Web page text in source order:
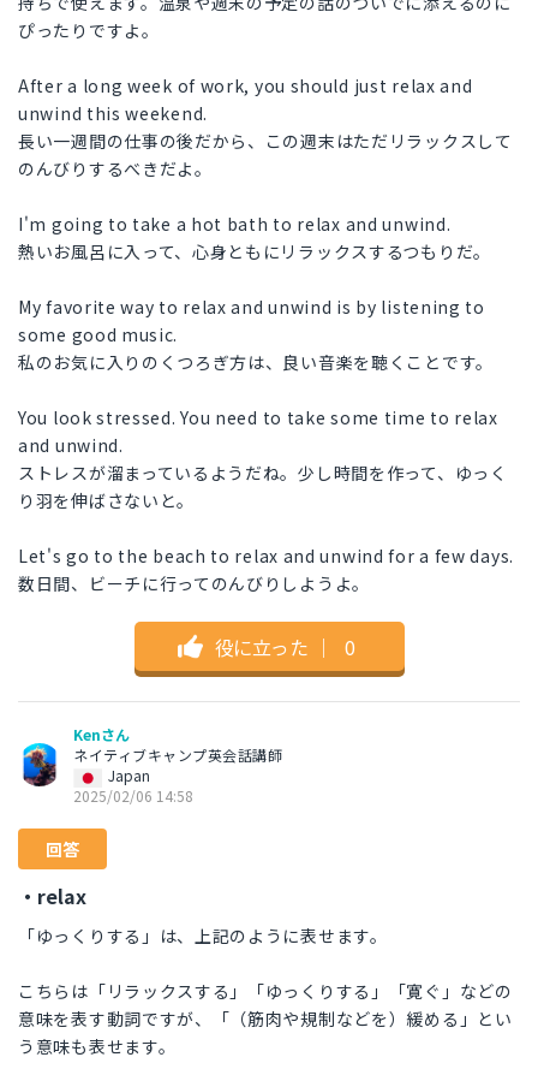
ぴったりですよ。
After a long week of work, you should just relax and
unwind this weekend.
長い一週間の仕事の後だから、この週末はただリラックスして
のんびりするべきだよ。
I'm going to take a hot bath to relax and unwind.
熱いお風呂に入って、心身ともにリラックスするつもりだ。
My favorite way to relax and unwind is by listening to
some good music.
私のお気に入りのくつろぎ方は、良い音楽を聴くことです。
You look stressed. You need to take some time to relax
and unwind.
ストレスが溜まっているようだね。少し時間を作って、ゆっく
り羽を伸ばさないと。
Let's go to the beach to relax and unwind for a few days.
数日間、ビーチに行ってのんびりしようよ。
役に立った ｜ 0
Kenさん
ネイティブキャンプ英会話講師
Japan
2025/02/06 14:58
回答
・relax
「ゆっくりする」は、上記のように表せます。
こちらは「リラックスする」「ゆっくりする」「寛ぐ」などの
意味を表す動詞ですが、「（筋肉や規制などを）緩める」とい
う意味も表せます。